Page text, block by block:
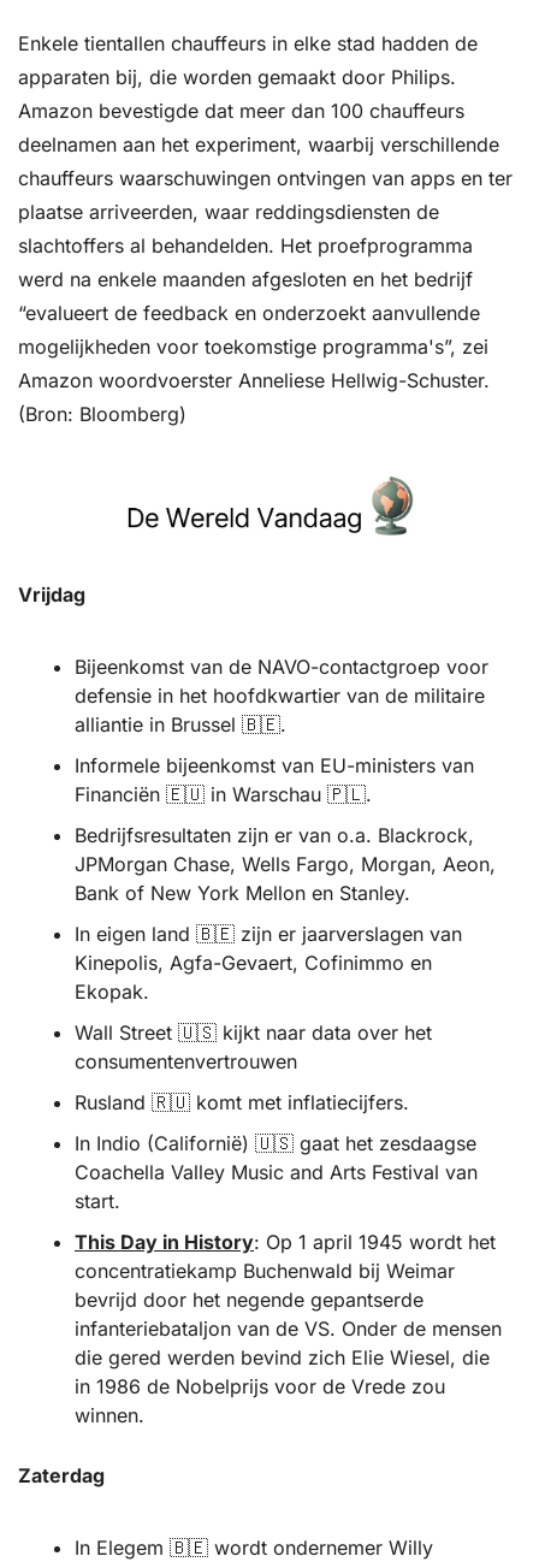
Enkele tientallen chauffeurs in elke stad hadden de
apparaten bij, die worden gemaakt door Philips.
Amazon bevestigde dat meer dan 100 chauffeurs
deelnamen aan het experiment, waarbij verschillende
chauffeurs waarschuwingen ontvingen van apps en ter
plaatse arriveerden, waar reddingsdiensten de
slachtoffers al behandelden. Het proefprogramma
werd na enkele maanden afgesloten en het bedrijf
“evalueert de feedback en onderzoekt aanvullende
mogelijkheden voor toekomstige programma's”, zei
Amazon woordvoerster Anneliese Hellwig-Schuster.
(Bron: Bloomberg)
Vrijdag
Bijeenkomst van de NAVO-contactgroep voor
defensie in het hoofdkwartier van de militaire
alliantie in Brussel 🇧🇪.
Informele bijeenkomst van EU-ministers van
Financiën 🇪🇺 in Warschau 🇵🇱.
Bedrijfsresultaten zijn er van o.a. Blackrock,
JPMorgan Chase, Wells Fargo, Morgan, Aeon,
Bank of New York Mellon en Stanley.
In eigen land 🇧🇪 zijn er jaarverslagen van
Kinepolis, Agfa-Gevaert, Cofinimmo en
Ekopak.
Wall Street 🇺🇸 kijkt naar data over het
consumentenvertrouwen
Rusland 🇷🇺 komt met inflatiecijfers.
In Indio (Californië) 🇺🇸 gaat het zesdaagse
Coachella Valley Music and Arts Festival van
start.
This Day in History: Op 1 april 1945 wordt het
concentratiekamp Buchenwald bij Weimar
bevrijd door het negende gepantserde
infanteriebataljon van de VS. Onder de mensen
die gered werden bevind zich Elie Wiesel, die
in 1986 de Nobelprijs voor de Vrede zou
winnen.
Zaterdag
In Elegem 🇧🇪 wordt ondernemer Willy